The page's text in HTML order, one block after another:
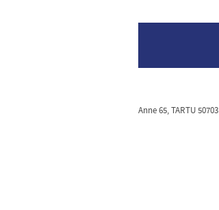
Anne 65, TARTU 50703